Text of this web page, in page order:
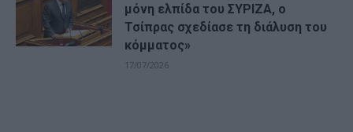
μόνη ελπίδα του ΣΥΡΙΖΑ, ο
Τσίπρας σχεδίασε τη διάλυση του
κόμματος»
17/07/2026